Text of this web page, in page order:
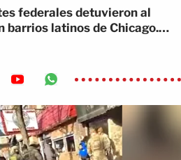
federales detuvieron al
barrios latinos de Chicago.
y clima de miedo en La